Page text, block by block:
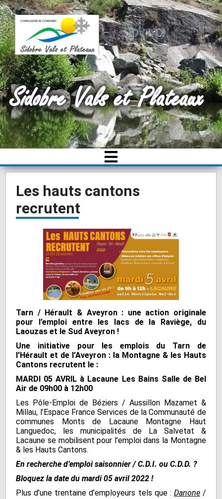
Sidobre Vals et Plateaux
Les hauts cantons
recrutent
Tarn / Hérault & Aveyron : une action originale
pour l’emploi entre les lacs de la Raviège, du
Laouzas et le Sud Aveyron !
Une initiative pour les emplois du Tarn de
l’Hérault et de l’Aveyron : la Montagne & les Hauts
Cantons recrutent le :
MARDI 05 AVRIL à Lacaune Les Bains Salle de Bel
Air de 09h00 à 12h00
Les Pôle-Emploi de Béziers / Aussillon Mazamet &
Millau, l’Espace France Services de la Communauté de
communes Monts de Lacaune Montagne Haut
Languedoc, les municipalités de La Salvetat &
Lacaune se mobilisent pour l’emploi dans la Montagne
& les Hauts Cantons.
En recherche d’emploi saisonnier / C.D.I. ou C.D.D. ?
Bloquez la date du mardi 05 avril 2022 !
Plus d’une trentaine d’employeurs tels que : Danone/